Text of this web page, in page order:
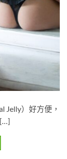
Jelly）好方便，